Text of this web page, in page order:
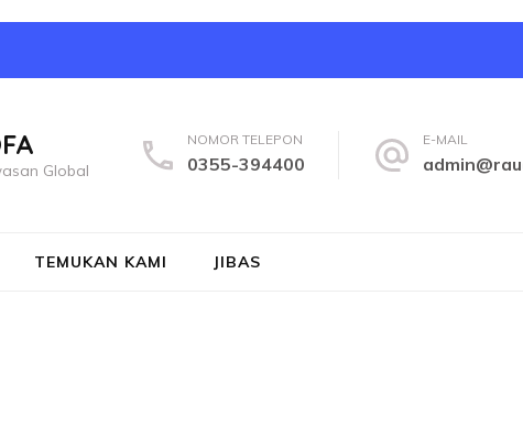
Global
NOMOR TELEPON
0355-394400
E-MAIL
TEMUKAN KAMI JIBAS